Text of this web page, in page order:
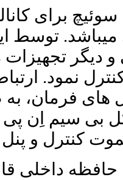
برای
دیگر
نمود. ارتباط
های فرمان،
بی سیم اِن پی )
این مدل دارای 16